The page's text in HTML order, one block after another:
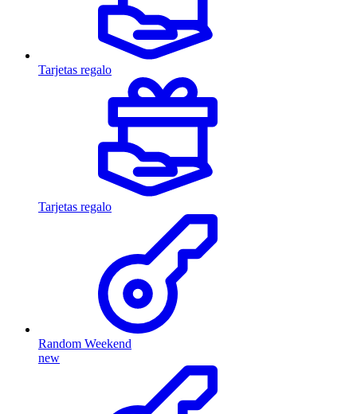
Tarjetas regalo
Tarjetas regalo
Random Weekend
new